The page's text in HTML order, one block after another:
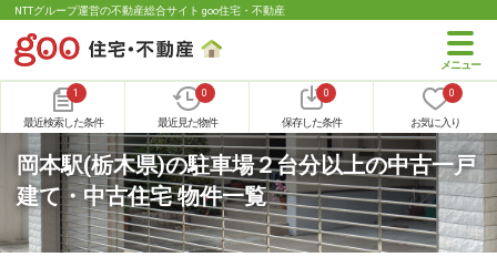
NTTグループ運営の不動産総合サイト goo住宅・不動産
1
最近検索した条件
0
最近見た物件
0
保存した条件
0
お気に入り
岡本駅(栃木県)の駐車場２台分以上の中古一戸
建て・中古住宅 物件一覧